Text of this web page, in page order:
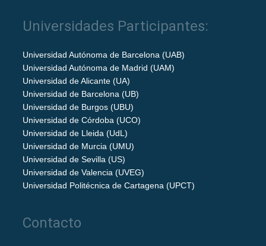
Universidades Participantes:
Universidad Autónoma de Barcelona (UAB)
Universidad Autónoma de Madrid (UAM)
Universidad de Alicante (UA)
Universidad de Barcelona (UB)
Universidad de Burgos (UBU)
Universidad de Córdoba (UCO)
Universidad de Lleida (UdL)
Universidad de Murcia (UMU)
Universidad de Sevilla (US)
Universidad de Valencia (UVEG)
Universidad Politécnica de Cartagena (UPCT)
Contacto